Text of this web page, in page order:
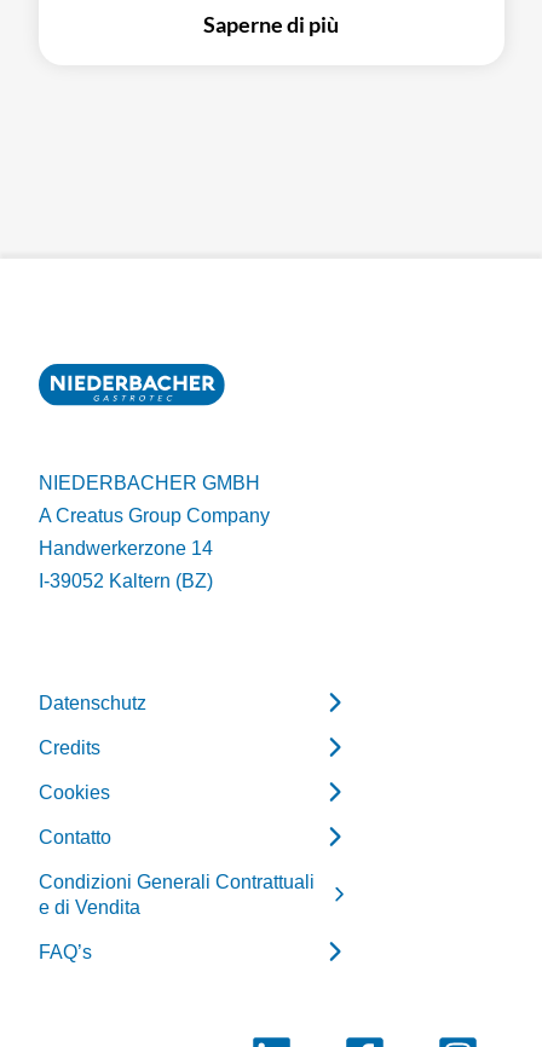
Saperne di più
NIEDERBACHER GMBH
A Creatus Group Company
Handwerkerzone 14
I-39052 Kaltern (BZ)
Datenschutz
Credits
Cookies
Contatto
Condizioni Generali Contrattuali
e di Vendita
FAQ’s